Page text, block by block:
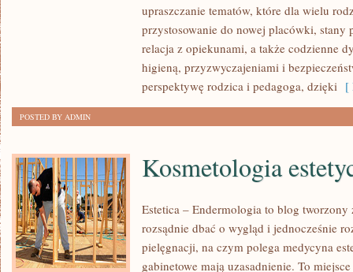
upraszczanie tematów, które dla wielu
przystosowanie do nowej placówki, stany
relacja z opiekunami, a także codzienne
higieną, przyzwyczajeniami i
perspektywę rodzica i pedagoga, dzięki [
POSTED BY ADMIN
Kosmetologia
Estetica – Endermologia to blog
rozsądnie dbać o wygląd i jednocześnie
pielęgnacji, na czym polega medycyna
gabinetowe mają uzasadnienie. To